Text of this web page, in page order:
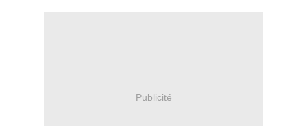
Publicité